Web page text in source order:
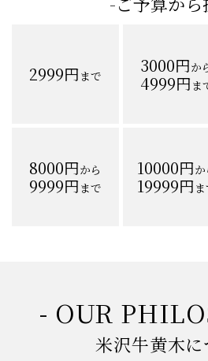
3000円か
8000円から 10000円
- OUR